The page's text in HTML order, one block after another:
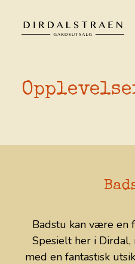
OM OSS
OVERNATTING
BÅTUTLEIE
Badstu kan være en
Spesielt her i
med en fantastisk